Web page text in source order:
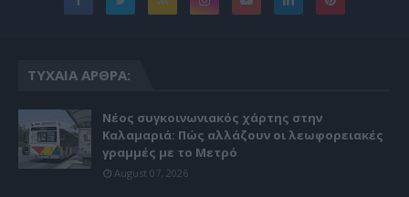
ΤΥΧΑΊΑ ΆΡΘΡΑ:
Νέος συγκοινωνιακός χάρτης στην
Καλαμαριά: Πώς αλλάζουν οι λεωφορειακές
γραμμές με το Μετρό
August 07, 2026